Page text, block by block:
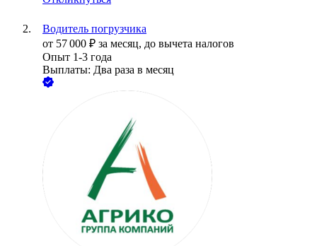
Водитель погрузчика
от 57 000 ₽ за месяц, до вычета налогов
Опыт 1-3 года
Выплаты: Два раза в месяц